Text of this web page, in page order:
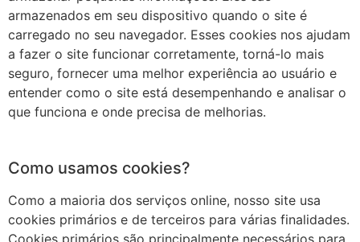
armazenados em seu dispositivo quando o site é
carregado no seu navegador. Esses cookies nos ajudam
a fazer o site funcionar corretamente, torná-lo mais
seguro, fornecer uma melhor experiência ao usuário e
entender como o site está desempenhando e analisar o
que funciona e onde precisa de melhorias.
Como usamos cookies?
Como a maioria dos serviços online, nosso site usa
cookies primários e de terceiros para várias finalidades.
Cookies primários são principalmente necessários para